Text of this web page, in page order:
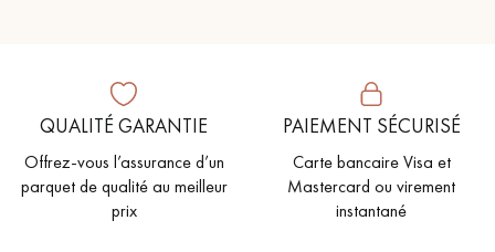
Nos conseillers sont disponibles au
0805 82 82 82
QUALITÉ GARANTIE
Offrez-vous l’assurance d’un
parquet de qualité au meilleur
prix
PAIEMENT SÉCURISÉ
Carte bancaire Visa et
Mastercard ou virement
instantané